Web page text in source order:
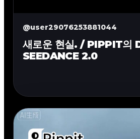
@user29076253881044
새로운 현실. / PIPPIT의
SEEDANCE 2.0